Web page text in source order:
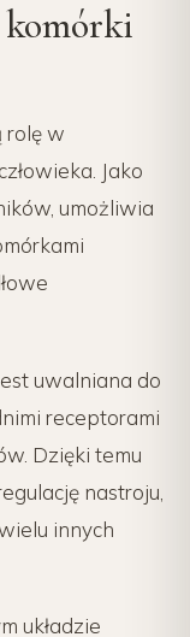
komórki
rolę w
Jako
umożliwia
uwalniana do
receptorami
Dzięki temu
nastroju,
innych
układzie